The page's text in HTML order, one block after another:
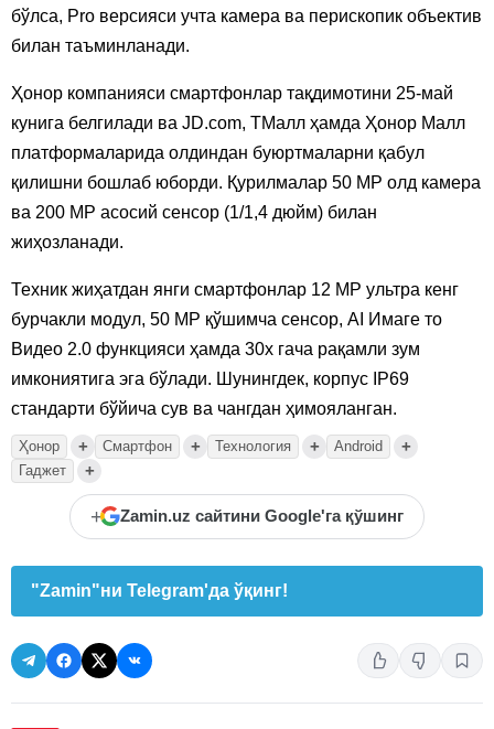
бўлса, Pro версияси учта камера ва перископик объектив
билан таъминланади.
Ҳонор компанияси смартфонлар тақдимотини 25-май
кунига белгилади ва JD.com, ТМалл ҳамда Ҳонор Малл
платформаларида олдиндан буюртмаларни қабул
қилишни бошлаб юборди. Қурилмалар 50 MP олд камера
ва 200 MP асосий сенсор (1/1,4 дюйм) билан
жиҳозланади.
Техник жиҳатдан янги смартфонлар 12 MP ультра кенг
бурчакли модул, 50 MP қўшимча сенсор, AI Имаге то
Видео 2.0 функцияси ҳамда 30х гача рақамли зум
имкониятига эга бўлади. Шунингдек, корпус IP69
стандарти бўйича сув ва чангдан ҳимояланган.
Ҳонор + Смартфон + Технология + Android +
Гаджет +
+ Zamin.uz сайтини Google'га қўшинг
"Zamin"ни Telegram'да ўқинг!